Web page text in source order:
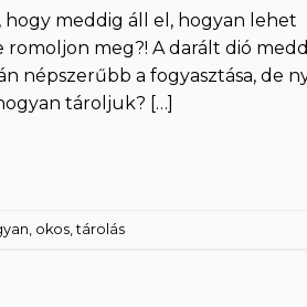
hogy meddig áll el, hogyan lehet
meg?! A darált dió
népszerűbb a fogyasztása, de
tároljuk? […]
okos ,tárolás